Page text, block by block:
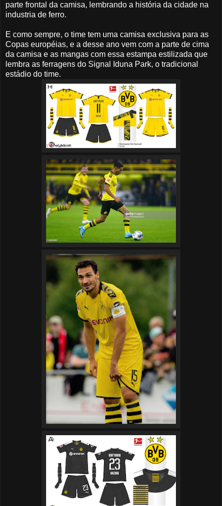
parte frontal da camisa, lembrando a história da cidade na
industria de ferro.
E como sempre, o time tem uma camisa exclusiva para as
Copas européias, e a desse ano vem com a parte de cima
da camisa e as mangas com essa estampa estilizada que
lembra as ferragens do Signal Iduna Park, o tradicional
estádio do time.